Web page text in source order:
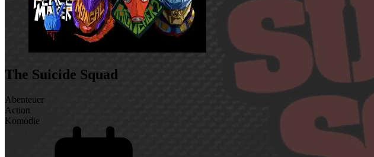
The Suicide Squad
Abenteuer
Action
Komödie